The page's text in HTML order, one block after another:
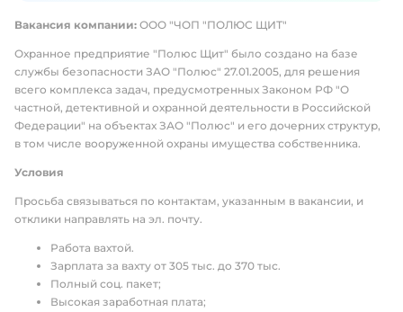
Вакансия компании: ООО "ЧОП "ПОЛЮС ЩИТ"
Охранное предприятие "Полюс Щит" было создано на базе
службы безопасности ЗАО "Полюс" 27.01.2005, для решения
всего комплекса задач, предусмотренных Законом РФ "О
частной, детективной и охранной деятельности в Российской
Федерации" на объектах ЗАО "Полюс" и его дочерних структур,
в том числе вооруженной охраны имущества собственника.
Условия
Просьба связываться по контактам, указанным в вакансии, и
отклики направлять на эл. почту.
Работа вахтой.
Зарплата за вахту от 305 тыс. до 370 тыс.
Полный соц. пакет;
Высокая заработная плата;